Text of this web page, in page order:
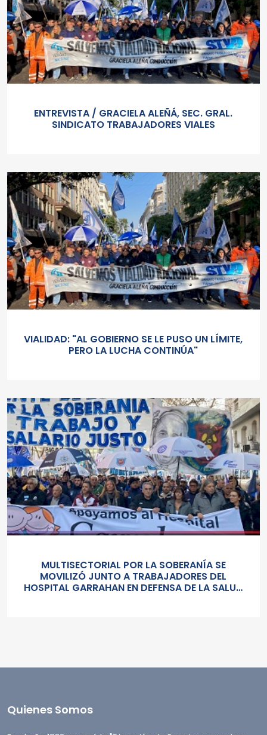
ENTREVISTA / GRACIELA ALEÑÁ, SEC. GRAL.
SINDICATO TRABAJADORES VIALES
VIALIDAD: "AL GOBIERNO SE LE PUSO UN LÍMITE,
PERO LA LUCHA CONTINÚA"
MULTISECTORIAL POR LA SOBERANÍA SE
MOVILIZÓ JUNTO A TRABAJADORES DEL
HOSPITAL GARRAHAN EN DEFENSA DE LA SALUD
Quienes Somos